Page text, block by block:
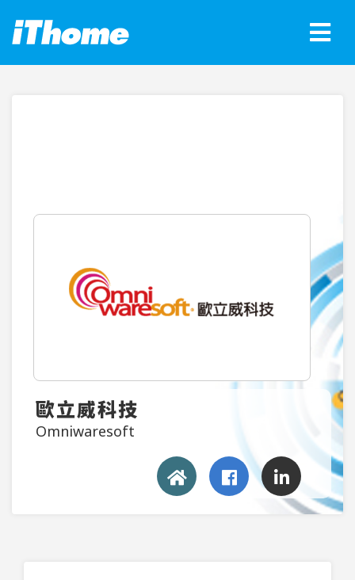
歐立威科技
Omniwaresoft